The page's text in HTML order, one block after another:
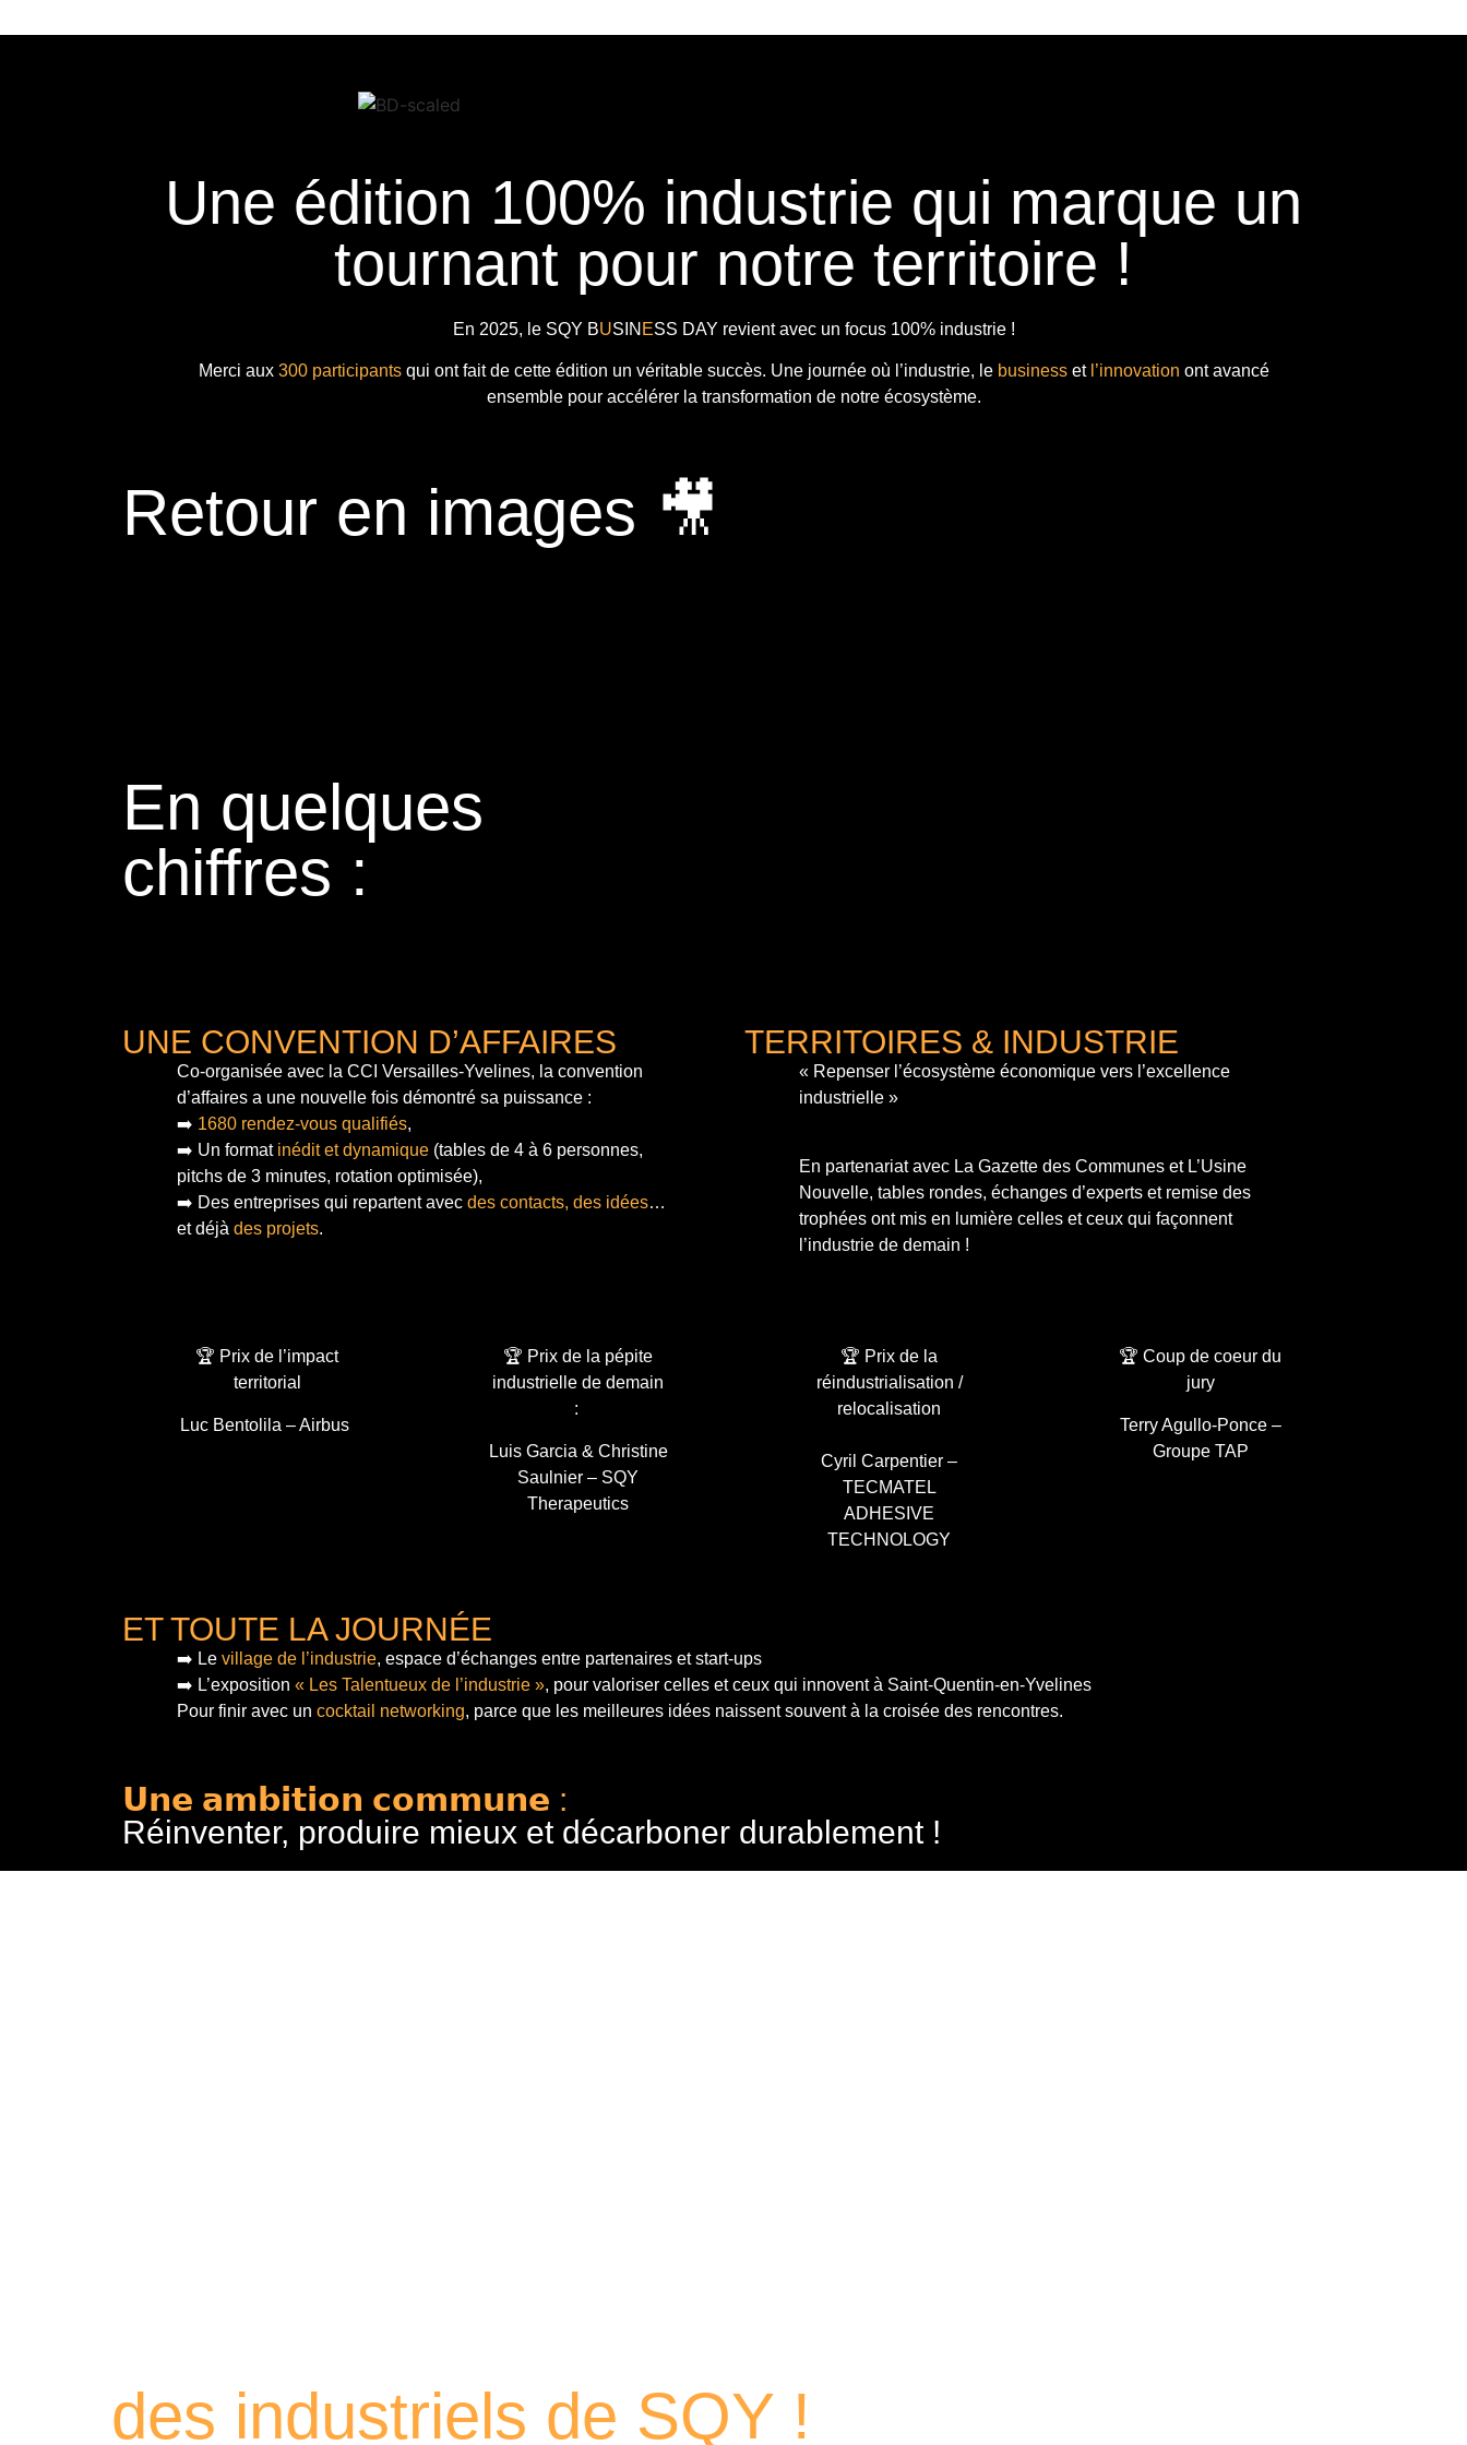
Une édition 100% industrie qui marque un
tournant pour notre territoire !
En 2025, le SQY BUSIN ESS DAY revient avec un focus 100% industrie !
Merci aux 300 participantsqui ont fait de cette édition un véritable succès. Une journée où l’industrie, le businesset l’innovation ont avancé
ensemble pour accélérer la transformation de notre écosystème.
Retour en images 🎥
En quelques
chiffres :
UNE CONVENTION D’AFFAIRES
Co-organisée avec la CCI Versailles-Yvelines, la convention
d’affaires a une nouvelle fois démontré sa puissance :
➡️ 1680 rendez-vous qualifiés,
➡️ Un format inédit et dynamique (tables de 4 à 6 personnes,
pitchs de 3 minutes, rotation optimisée),
➡️ Des entreprises qui repartent avec des contacts, des idées…
et déjà des projets.
TERRITOIRES & INDUSTRIE
« Repenser l’écosystème économique vers l’excellence
industrielle »
En partenariat avec La Gazette des Communes et L’Usine
Nouvelle, tables rondes, échanges d’experts et remise des
trophées ont mis en lumière celles et ceux qui façonnent
l’industrie de demain !
🏆 Prix de l’impact
territorial
Luc Bentolila – Airbus
🏆 Prix de la pépite
industrielle de demain
:
Luis Garcia & Christine
Saulnier – SQY
Therapeutics
🏆 Prix de la
réindustrialisation /
relocalisation
Cyril Carpentier –
TECMATEL
ADHESIVE
TECHNOLOGY
🏆 Coup de coeur du
jury
Terry Agullo-Ponce –
Groupe TAP
ET TOUTE LA JOURNÉE
➡️ Le village de l’industrie, espace d’échanges entre partenaires et start-ups
➡️ L’exposition « Les Talentueux de l’industrie », pour valoriser celles et ceux qui innovent à Saint-Quentin-en-Yvelines
Pour finir avec un cocktail networking, parce que les meilleures idées naissent souvent à la croisée des rencontres.
𝗨𝗻𝗲 𝗮𝗺𝗯𝗶𝘁𝗶𝗼𝗻 𝗰𝗼𝗺𝗺𝘂𝗻𝗲 :
Réinventer, produire mieux et décarboner durablement !
des industriels de SQY !